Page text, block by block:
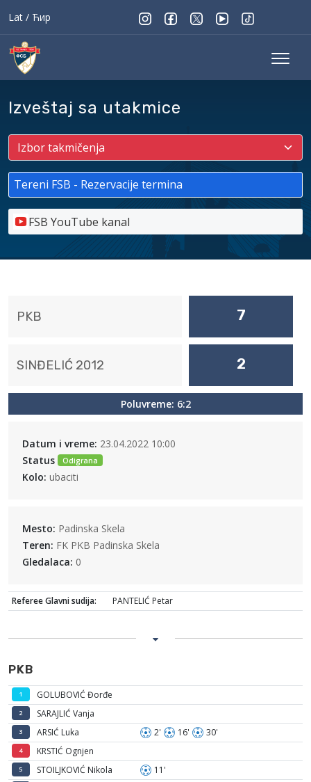
Lat / Ћир
Izveštaj sa utakmice
Tereni FSB - Rezervacije termina
FSB YouTube kanal
PKB 7
SINĐELIĆ 2012 2
Poluvreme: 6:2
Datum i vreme: 23.04.2022 10:00
Status
Odigrana
Kolo: ubaciti
Mesto: Padinska Skela
Teren: FK PKB Padinska Skela
Gledalaca: 0
Referee Glavni sudija: PANTELIĆ Petar
PKB
1 GOLUBOVIĆ Đorđe
2 SARAJLIĆ Vanja
3 ARSIĆ Luka 2' 16' 30'
4 KRSTIĆ Ognjen
5 STOILJKOVIĆ Nikola 11'